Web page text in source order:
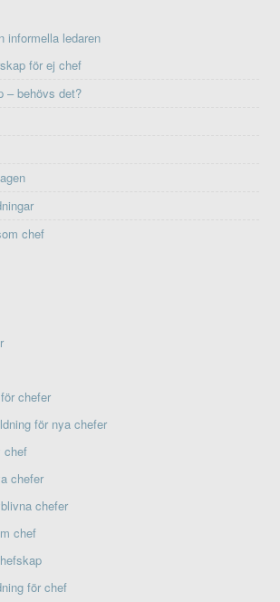
informella ledaren
för ej chef
– behövs det?
chef
chefer
för nya chefer
chef
chefer
chefer
chef
för chef